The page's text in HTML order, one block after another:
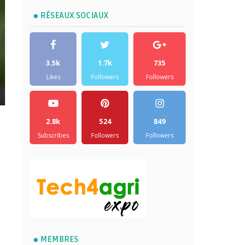
RÉSEAUX SOCIAUX
3.5k
Likes
1.7k
Followers
735
Followers
2.8k
Subscribes
524
Followers
849
Followers
MEMBRES